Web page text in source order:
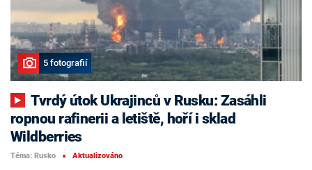
5 fotografií
Tvrdý útok Ukrajinců v Rusku: Zasáhli
ropnou rafinerii a letiště, hoří i sklad
Wildberries
Téma: Rusko ■ Aktualizováno